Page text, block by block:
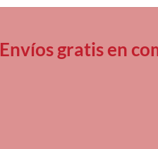
Envíos gratis en